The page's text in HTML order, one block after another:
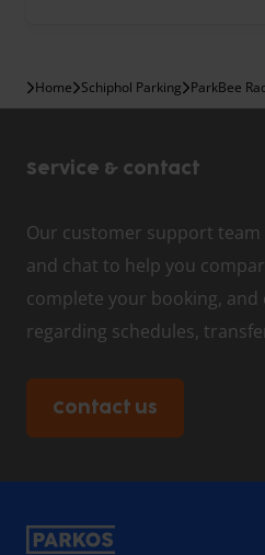
Home Schiphol Parking ParkBee
Service & contact
Our customer support team
and chat to help you
complete your booking, and
regarding schedules,
Contact us